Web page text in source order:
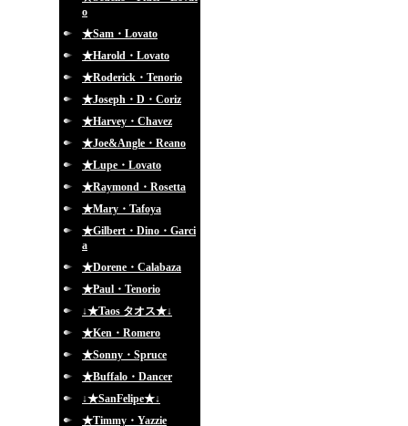
o
★Sam・Lovato
★Harold・Lovato
★Roderick・Tenorio
★Joseph・D・Coriz
★Harvey・Chavez
★Joe&Angle・Reano
★Lupe・Lovato
★Raymond・Rosetta
★Mary・Tafoya
★Gilbert・Dino・Garci
a
★Dorene・Calabaza
★Paul・Tenorio
↓★Taos タオス★↓
★Ken・Romero
★Sonny・Spruce
★Buffalo・Dancer
↓★SanFelipe★↓
★Timmy・Yazzie